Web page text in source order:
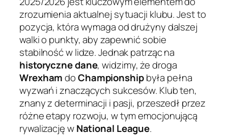
zrozumienia aktualnej sytuacji klubu. Jest to
pozycja, która wymaga od drużyny dalszej
walki o punkty, aby zapewnić sobie
stabilność w lidze. Jednak patrząc na
historyczne dane, widzimy, że droga
WrexhamdoChampionshipbyła pełna
wyzwań i znaczących sukcesów. Klub ten,
znany z determinacji i pasji, przeszedł przez
różne etapy rozwoju, w tym emocjonującą
rywalizację wNational League.